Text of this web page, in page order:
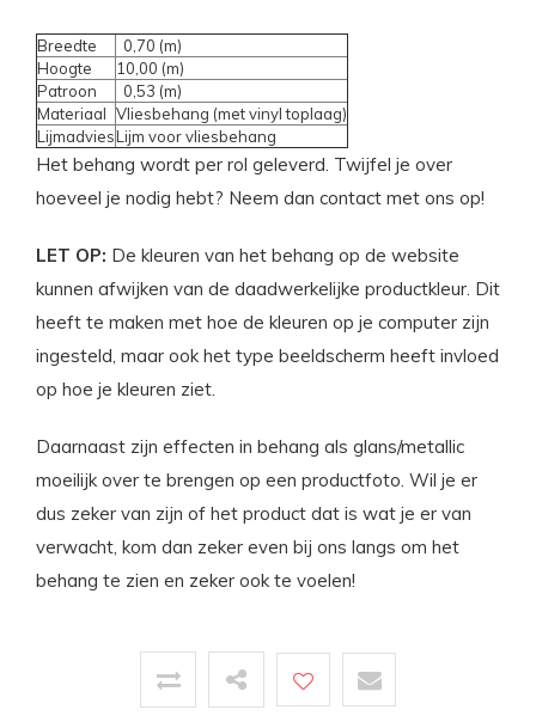
Breedte
0,70 (m)
Hoogte
10,00 (m)
Patroon
0,53 (m)
Materiaal Vliesbehang (met vinyl toplaag)
LijmadviesLijm voor vliesbehang
Het behang wordt per rol geleverd. Twijfel je over
hoeveel je nodig hebt? Neem dan contact met ons op!
LET OP: De kleuren van het behang op de website
kunnen afwijken van de daadwerkelijke productkleur. Dit
heeft te maken met hoe de kleuren op je computer zijn
ingesteld, maar ook het type beeldscherm heeft invloed
op hoe je kleuren ziet.
Daarnaast zijn effecten in behang als glans/metallic
moeilijk over te brengen op een productfoto. Wil je er
dus zeker van zijn of het product dat is wat je er van
verwacht, kom dan zeker even bij ons langs om het
behang te zien en zeker ook te voelen!